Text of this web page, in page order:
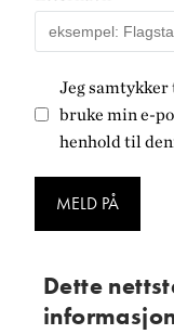
Jeg
bruke min e-
henhold til
MELD PÅ
Dette